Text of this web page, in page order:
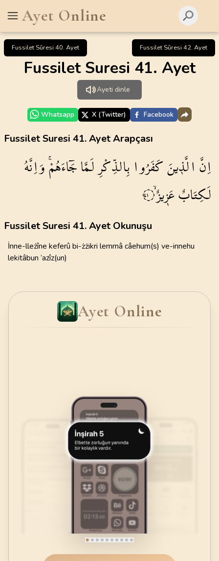
Ayet Online
Fussilet Sûresi 40. Ayet Fussilet Sûresi 42. Ayet
Fussilet Suresi 41. Ayet
Ayeti dinle
Whatsapp X (Twitter) Facebook
Fussilet Suresi 41. Ayet Arapçası
اِنَّالَّذ۪ينَكَفَرُوابِالذِّكْرِلَمَّاجَٓاءَهُمْۚوَاِنَّهُ
لَكِتَابٌعَز۪يزٌۙ ٤١
Fussilet Suresi 41. Ayet Okunuşu
İnne-lleżîne keferû bi-żżikri lemmâ câehum(s) ve-innehu
lekitâbun ‘azîz(un)
Ayet Online